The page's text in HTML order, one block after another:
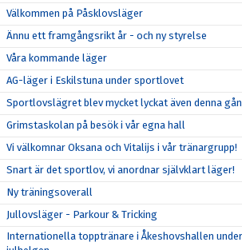
Välkommen på Påsklovsläger
Ännu ett framgångsrikt år - och ny styrelse
Våra kommande läger
AG-läger i Eskilstuna under sportlovet
Sportlovslägret blev mycket lyckat även denna
Grimstaskolan på besök i vår egna hall
Vi välkomnar Oksana och Vitalijs i vår tränargrupp!
Snart är det sportlov, vi anordnar självklart läger!
Ny träningsoverall
Jullovsläger - Parkour & Tricking
Internationella topptränare i Åkeshovshallen under